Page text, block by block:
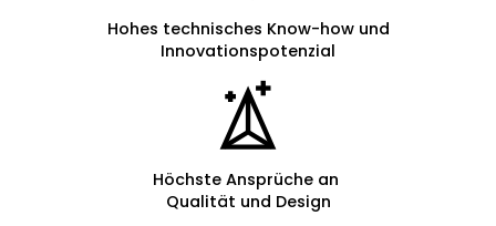
Hohes technisches Know-how und
Innovationspotenzial
Höchste Ansprüche an
Qualität und Design